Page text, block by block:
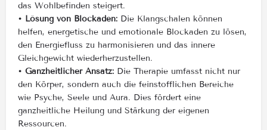
das Wohlbefinden steigert.
• Lösung von Blockaden: Die Klangschalen können
helfen, energetische und emotionale Blockaden zu lösen,
den Energiefluss zu harmonisieren und das innere
Gleichgewicht wiederherzustellen.
• Ganzheitlicher Ansatz: Die Therapie umfasst nicht nur
den Körper, sondern auch die feinstofflichen Bereiche
wie Psyche, Seele und Aura. Dies fördert eine
ganzheitliche Heilung und Stärkung der eigenen
Ressourcen.